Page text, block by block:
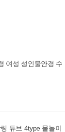
여성 성인물안경 수
튜브 4type 물놀이